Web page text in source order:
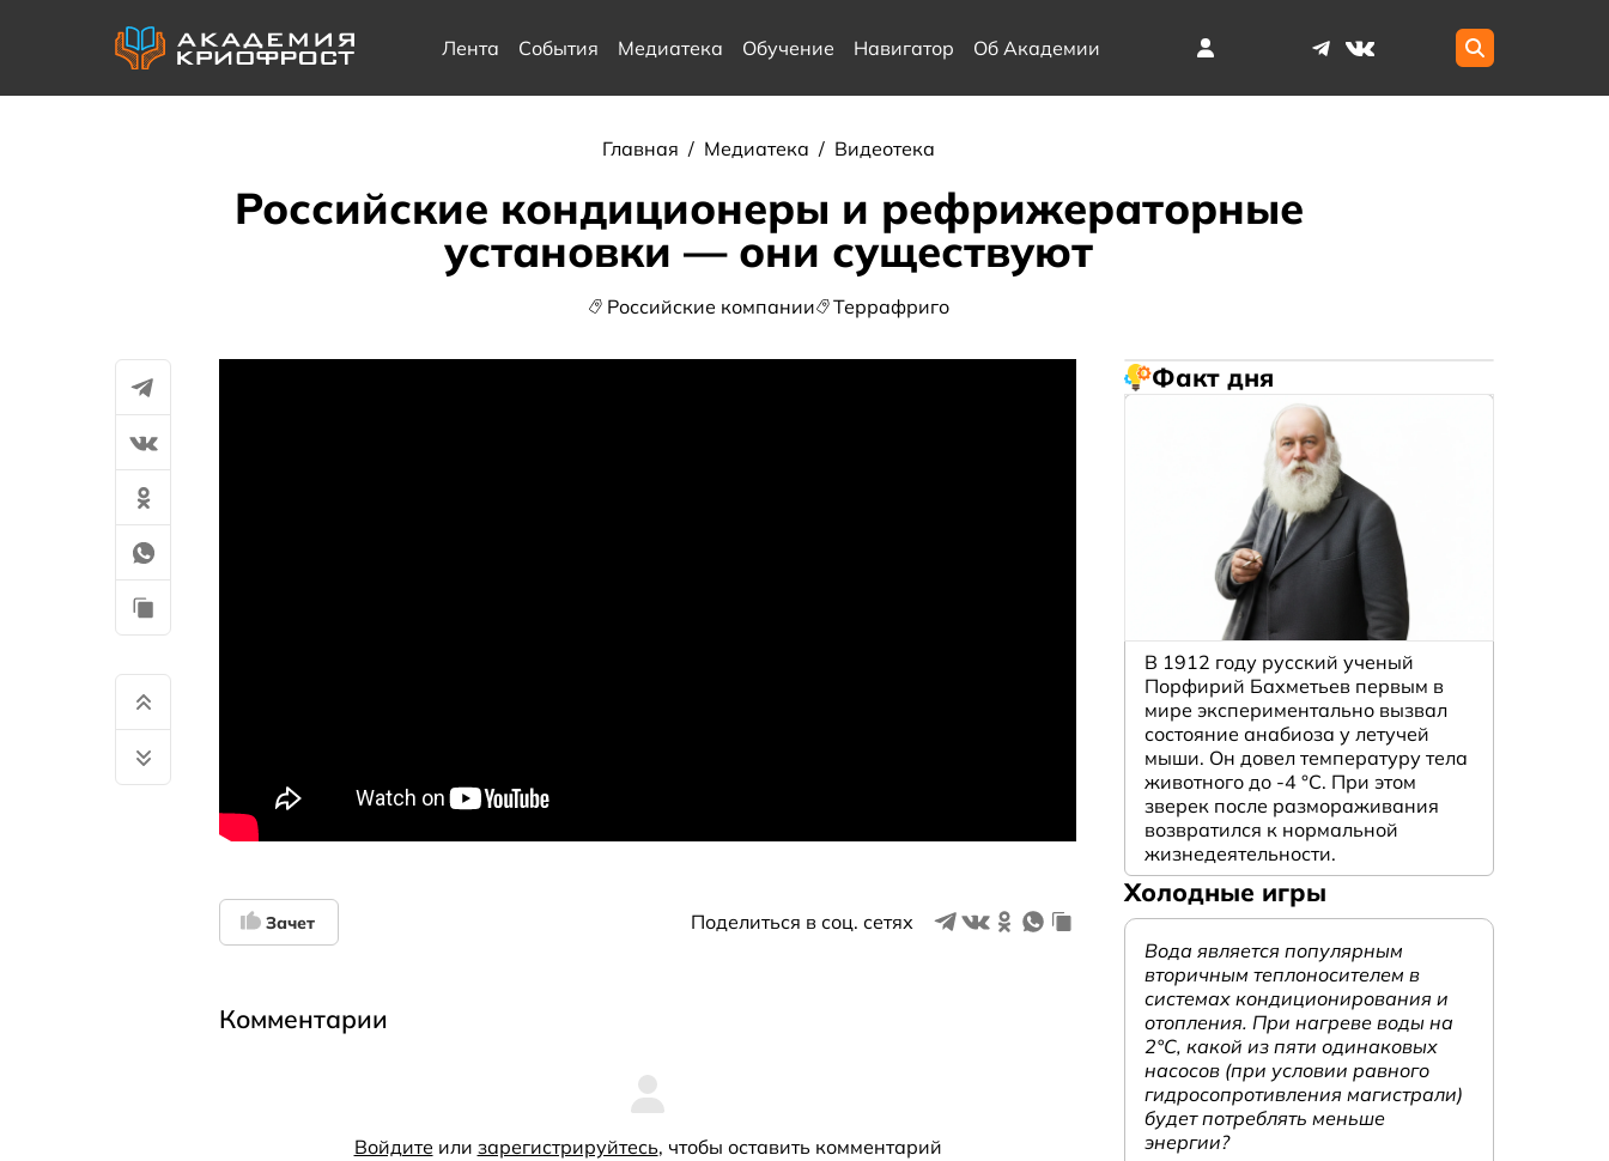
Лента События Медиатека Обучение Навигатор Об Академии
Главная / Медиатека / Видеотека
Российские кондиционеры и рефрижераторные
установки — они существуют
Российские компании Террафриго
Зачет Поделиться в соц. сетях
Комментарии
Войдите или зарегистрируйтесь, чтобы оставить комментарий
Факт дня
В 1912 году русский ученый
Порфирий Бахметьев первым в
мире экспериментально вызвал
состояние анабиоза у летучей
мыши. Он довел температуру тела
животного до -4 °C. При этом
зверек после размораживания
возвратился к нормальной
жизнедеятельности.
Холодные игры
Вода является популярным
вторичным теплоносителем в
системах кондиционирования и
отопления. При нагреве воды на
2°С, какой из пяти одинаковых
насосов (при условии равного
гидросопротивления магистрали)
будет потреблять меньше
энергии?